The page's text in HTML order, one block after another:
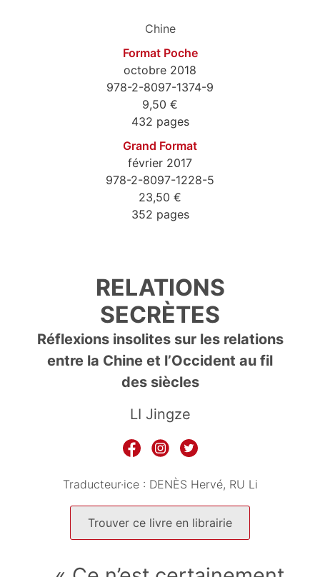
Chine
Format Poche
octobre 2018
978-2-8097-1374-9
9,50 €
432 pages
Grand Format
février 2017
978-2-8097-1228-5
23,50 €
352 pages
RELATIONS
SECRÈTES
Réflexions insolites sur les relations
entre la Chine et l’Occident au fil
des siècles
LI Jingze
Traducteur·ice : DENÈS Hervé RU Li
Trouver ce livre en librairie